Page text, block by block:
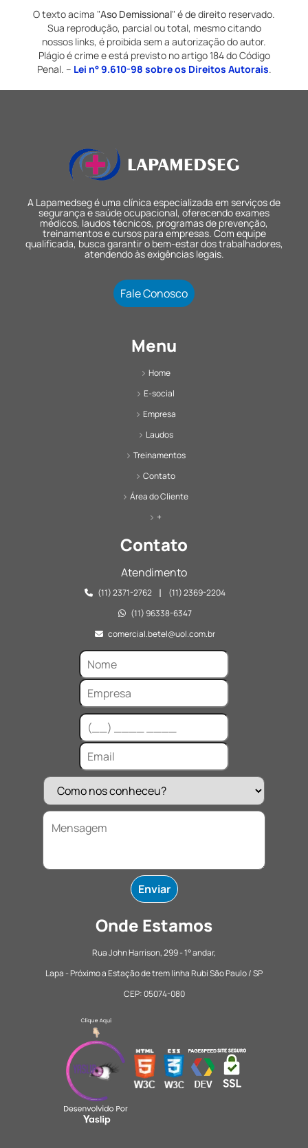
O texto acima "Aso Demissional" é de direito reservado.
Sua reprodução, parcial ou total, mesmo citando
nossos links, é proibida sem a autorização do autor.
Plágio é crime e está previsto no artigo 184 do Código
Penal. – Lei n° 9.610-98 sobre os Direitos Autorais.
A Lapamedseg é uma clínica especializada em serviços de
segurança e saúde ocupacional, oferecendo exames
médicos, laudos técnicos, programas de prevenção,
treinamentos e cursos para empresas. Com equipe
qualificada, busca garantir o bem-estar dos trabalhadores,
atendendo às exigências legais.
Fale Conosco
Menu
Home
E-social
Empresa
Laudos
Treinamentos
Contato
Área do Cliente
+
Contato
Atendimento
(11) 2371-2762 |
(11) 2369-2204
(11) 96338-6347
comercial.betel@uol.com.br
Onde Estamos
Rua John Harrison, 299 - 1° andar,
Lapa - Próximo a Estação de trem linha Rubi São Paulo / SP
CEP: 05074-080